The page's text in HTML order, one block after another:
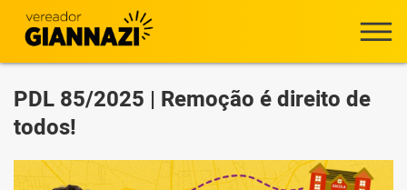
PDL 85/2025 | Remoção é direito de
todos!